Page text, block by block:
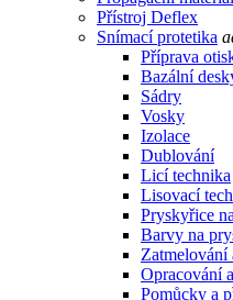
Přístroj Deflex
Snímací protetika
Příprava
Bazální
Sádry
Vosky
Izolace
Dublování
Licí technika
Lisovací
Pryskyřice
Barvy na
Zatmelování
Opracování
Pomůcky a